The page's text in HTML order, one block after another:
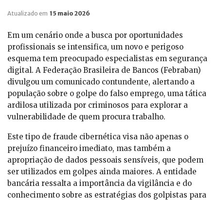
Atualizado em 15 maio 2026
Em um cenário onde a busca por oportunidades
profissionais se intensifica, um novo e perigoso
esquema tem preocupado especialistas em segurança
digital. A Federação Brasileira de Bancos (Febraban)
divulgou um comunicado contundente, alertando a
população sobre o golpe do falso emprego, uma tática
ardilosa utilizada por criminosos para explorar a
vulnerabilidade de quem procura trabalho.
Este tipo de fraude cibernética visa não apenas o
prejuízo financeiro imediato, mas também a
apropriação de dados pessoais sensíveis, que podem
ser utilizados em golpes ainda maiores. A entidade
bancária ressalta a importância da vigilância e do
conhecimento sobre as estratégias dos golpistas para